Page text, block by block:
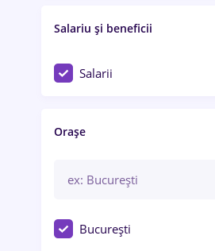
Salariu și beneficii
Salarii
Orașe
București